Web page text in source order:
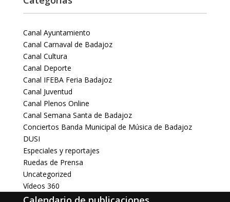
Canal Ayuntamiento
Canal Carnaval de Badajoz
Canal Cultura
Canal Deporte
Canal IFEBA Feria Badajoz
Canal Juventud
Canal Plenos Online
Canal Semana Santa de Badajoz
Conciertos Banda Municipal de Música de Badajoz
DUSI
Especiales y reportajes
Ruedas de Prensa
Uncategorized
Vídeos 360